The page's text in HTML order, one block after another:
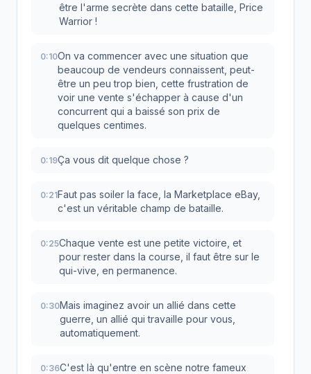
être l'arme secrète dans cette bataille, Price
Warrior !
0:10On va commencer avec une situation que
beaucoup de vendeurs connaissent, peut-
être un peu trop bien, cette frustration de
voir une vente s'échapper à cause d'un
concurrent qui a baissé son prix de
quelques centimes.
0:19Ça vous dit quelque chose ?
0:21Faut pas soiler la face, la Marketplace eBay,
c'est un véritable champ de bataille.
0:25Chaque vente est une petite victoire, et
pour rester dans la course, il faut être sur le
qui-vive, en permanence.
0:30Mais imaginez avoir un allié dans cette
guerre, un allié qui travaille pour vous,
automatiquement.
0:36C'est là qu'entre en scène notre fameux